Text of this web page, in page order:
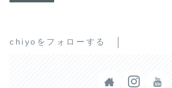
chiyoをフォローする